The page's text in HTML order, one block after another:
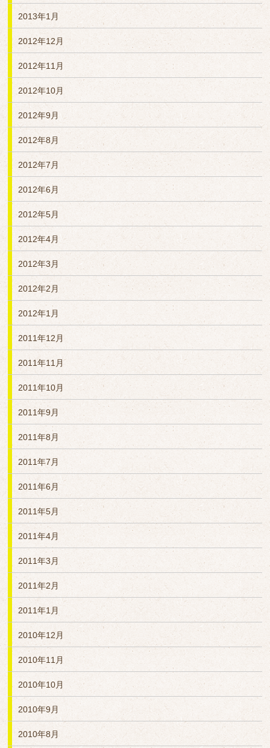
2013年1月
2012年12月
2012年11月
2012年10月
2012年9月
2012年8月
2012年7月
2012年6月
2012年5月
2012年4月
2012年3月
2012年2月
2012年1月
2011年12月
2011年11月
2011年10月
2011年9月
2011年8月
2011年7月
2011年6月
2011年5月
2011年4月
2011年3月
2011年2月
2011年1月
2010年12月
2010年11月
2010年10月
2010年9月
2010年8月